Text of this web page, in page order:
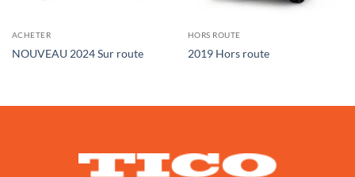
ACHETER
NOUVEAU 2024 Sur route
HORS ROUTE
2019 Hors route